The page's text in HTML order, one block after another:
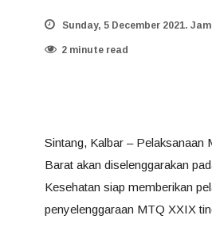
Sunday, 5 December 2021.
2 minute read
Sintang, Kalbar – Pelaksanaan
Barat akan diselenggarakan
Kesehatan siap memberikan
penyelenggaraan MTQ XXIX